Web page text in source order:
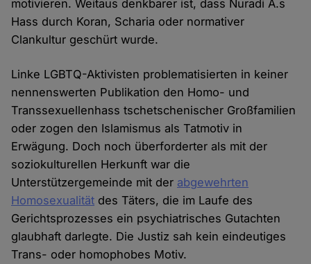
motivieren. Weitaus denkbarer ist, dass Nuradi A.s
Hass durch Koran, Scharia oder normativer
Clankultur geschürt wurde.
Linke LGBTQ-Aktivisten problematisierten in keiner
nennenswerten Publikation den Homo- und
Transsexuellenhass tschetschenischer Großfamilien
oder zogen den Islamismus als Tatmotiv in
Erwägung. Doch noch überforderter als mit der
soziokulturellen Herkunft war die
Unterstützergemeinde mit der abgewehrten
Homosexualität des Täters, die im Laufe des
Gerichtsprozesses ein psychiatrisches Gutachten
glaubhaft darlegte. Die Justiz sah kein eindeutiges
Trans- oder homophobes Motiv.